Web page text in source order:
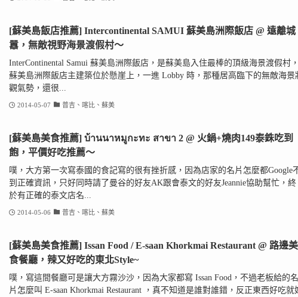
[蘇美島飯店推薦] Intercontinental SAMUI 蘇美島洲際飯店 @ 遠離城
囂，無敵視野海景渡假村～
InterContinental Samui 蘇美島洲際飯店，是蘇美島入住最棒的頂級海景渡假村，
蘇美島洲際飯店主建築位於懸崖上，一進 Lobby 時，那種居高臨下的無敵海景
觀氣勢，還很...
2014-05-07 普吉、喀比、蘇美
[蘇美島美食推薦] บ้านนาหมูกะทะ สาขา 2 @ 火鍋+燒肉149泰銖吃到
飽，平價好吃推薦～
噗，大方第一次寫泰國的食記寫的很有挫折感，因為店家的名片怎麼都Google
到正確資訊，只好同時請了曼谷的好友AK跟會泰文的好友Jeannie協助幫忙，終
於有正確的泰文店名...
2014-05-06 普吉、喀比、蘇美
[蘇美島美食推薦] Issan Food / E-saan Khorkmai Restaurant @ 路邊美
食餐廳，辣又好吃的東北Style~
噗，寫這間餐廳可是讓大方霧沙沙，因為大家都寫 Issan Food，不過老板給的名
片怎麼叫 E-saan Khorkmai Restaurant ，真不知道是誰對誰錯，反正東西好吃就